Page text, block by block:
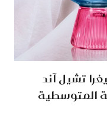
تشيل آند
المتوسطية